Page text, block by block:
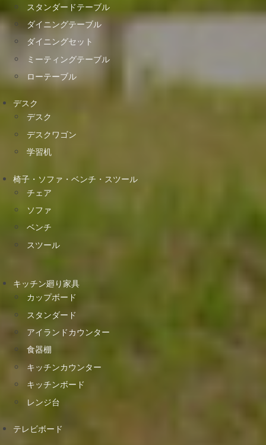
スタンダードテーブル
ダイニングテーブル
ダイニングセット
ミーティングテーブル
ローテーブル
デスク
デスク
デスクワゴン
学習机
椅子・ソファ・ベンチ・スツール
チェア
ソファ
ベンチ
スツール
キッチン廻り家具
カップボード
スタンダード
アイランドカウンター
食器棚
キッチンカウンター
キッチンボード
レンジ台
テレビボード